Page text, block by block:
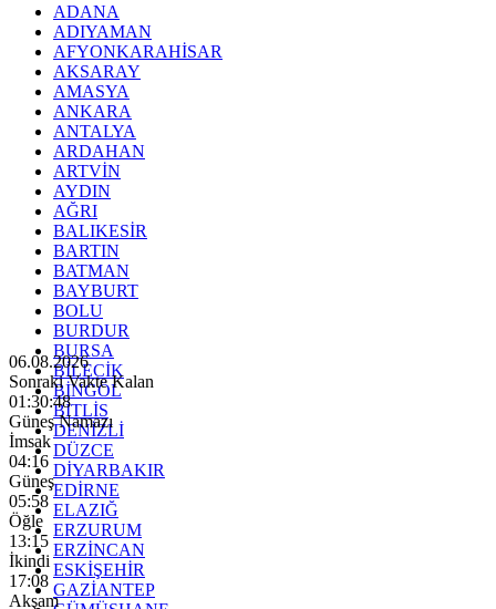
ADANA
ADIYAMAN
AFYONKARAHİSAR
AKSARAY
AMASYA
ANKARA
ANTALYA
ARDAHAN
ARTVİN
AYDIN
AĞRI
BALIKESİR
BARTIN
BATMAN
BAYBURT
BOLU
BURDUR
BURSA
BİLECİK
BİNGÖL
BİTLİS
DENİZLİ
DÜZCE
DİYARBAKIR
EDİRNE
ELAZIĞ
ERZURUM
ERZİNCAN
ESKİŞEHİR
GAZİANTEP
06.08.2026
Sonraki Vakte Kalan
01:30:47
Güneş Namazı
İmsak
04:16
Güneş
05:58
Öğle
13:15
İkindi
17:08
Akşam